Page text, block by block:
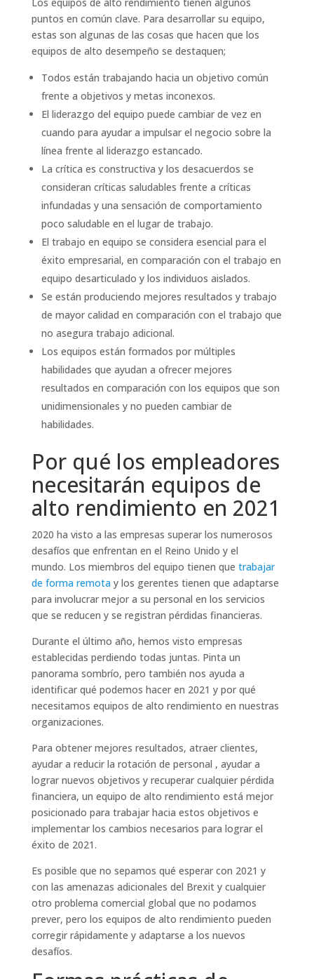
puntos en común clave. Para desarrollar su equipo,
estas son algunas de las cosas que hacen que los
equipos de alto desempeño se destaquen;
Todos están trabajando hacia un objetivo común
frente a objetivos y metas inconexos.
El liderazgo del equipo puede cambiar de vez en
cuando para ayudar a impulsar el negocio sobre la
línea frente al liderazgo estancado.
La crítica es constructiva y los desacuerdos se
consideran críticas saludables frente a críticas
infundadas y una sensación de comportamiento
poco saludable en el lugar de trabajo.
El trabajo en equipo se considera esencial para el
éxito empresarial, en comparación con el trabajo en
equipo desarticulado y los individuos aislados.
Se están produciendo mejores resultados y trabajo
de mayor calidad en comparación con el trabajo que
no asegura trabajo adicional.
Los equipos están formados por múltiples
habilidades que ayudan a ofrecer mejores
resultados en comparación con los equipos que son
unidimensionales y no pueden cambiar de
habilidades.
Por qué los empleadores
necesitarán equipos de
alto rendimiento en 2021
2020 ha visto a las empresas superar los numerosos
desafíos que enfrentan en el Reino Unido y el
mundo. Los miembros del equipo tienen que trabajar
de forma remotay los gerentes tienen que adaptarse
para involucrar mejor a su personal en los servicios
que se reducen y se registran pérdidas financieras.
Durante el último año, hemos visto empresas
establecidas perdiendo todas juntas. Pinta un
panorama sombrío, pero también nos ayuda a
identificar qué podemos hacer en 2021 y por qué
necesitamos equipos de alto rendimiento en nuestras
organizaciones.
Para obtener mejores resultados, atraer clientes,
ayudar a reducir la rotación de personal , ayudar a
lograr nuevos objetivos y recuperar cualquier pérdida
financiera, un equipo de alto rendimiento está mejor
posicionado para trabajar hacia estos objetivos e
implementar los cambios necesarios para lograr el
éxito de 2021.
Es posible que no sepamos qué esperar con 2021 y
con las amenazas adicionales del Brexit y cualquier
otro problema comercial global que no podamos
prever, pero los equipos de alto rendimiento pueden
corregir rápidamente y adaptarse a los nuevos
desafíos.